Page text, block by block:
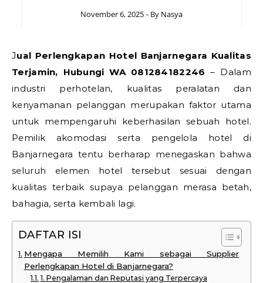
November 6, 2025 - By Nasya
Jual Perlengkapan Hotel Banjarnegara Kualitas
Terjamin, Hubungi WA 081284182246 – Dalam
industri perhotelan, kualitas peralatan dan
kenyamanan pelanggan merupakan faktor utama
untuk mempengaruhi keberhasilan sebuah hotel.
Pemilik akomodasi serta pengelola hotel di
Banjarnegara tentu berharap menegaskan bahwa
seluruh elemen hotel tersebut sesuai dengan
kualitas terbaik supaya pelanggan merasa betah,
bahagia, serta kembali lagi.
DAFTAR ISI
Mengapa Memilih Kami sebagai Supplier
Perlengkapan Hotel di Banjarnegara?
1. Pengalaman dan Reputasi yang Terpercaya